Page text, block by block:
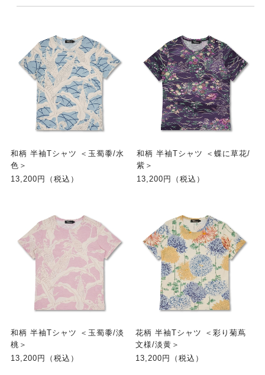
和柄 半袖Tシャツ ＜玉蜀黍/水
色＞
13,200円（税込）
和柄 半袖Tシャツ ＜蝶に草花/
紫＞
13,200円（税込）
和柄 半袖Tシャツ ＜玉蜀黍/淡
桃＞
13,200円（税込）
花柄 半袖Tシャツ ＜彩り菊蔦
文様/淡黄＞
13,200円（税込）